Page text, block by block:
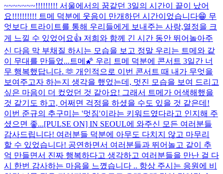
~~~~~~~!!!!!!!!! 서울에서의 꿈같던 3일의 시간이 끝이 났어
요!!!!!!!!!! 트메 덕분에 웃음이 만개하던 시간이었습니다😁 무
엇보다 트라이트를 통해 우리들에게 보내주는 사랑,열정을 크
게 느낄 수 있었어요👍 저희와 함께 긴 시간 동안 뛰어놀아주
신 다음 막 부채질 하시는 모습을 보고 정말 우리는 트메와 같
이 무대를 만들었... 트메🌠 우리 트메 덕분에 콘서트 3일간 너
무 행복했답니다. 🫶 개인적으로 이번 콘서트 때 내가 무엇을
보여주고자 하는지 생각을 했었는데, 멋진 모습을 보여 드리고
싶은 마음이 더 컸었던 것 같아요! 그래서 트메가 어색해했을
것 같기도 하고, 어쩌면 걱정을 하셨을 수도 있을 것 같은데!
이번 준규의 추구미는 '멋짐'이라는 키워드였다라고 인지해 주
셨으면 좋...[PULSE ON] IN SEOUL에 와주신 모든 여러분들
감사드립니다! 여러분들 덕분에 아무도 다치지 않고 마무리
할 수 있었습니다! 공연하면서 여러분들과 뛰어놀고 같이 추
억 만들면서 진짜 행복하다고 생각하고 여러분들을 만난 걸 다
시 한번 감사하는 마음을 느꼈습니다 .. 항상 주시는 응원에 비